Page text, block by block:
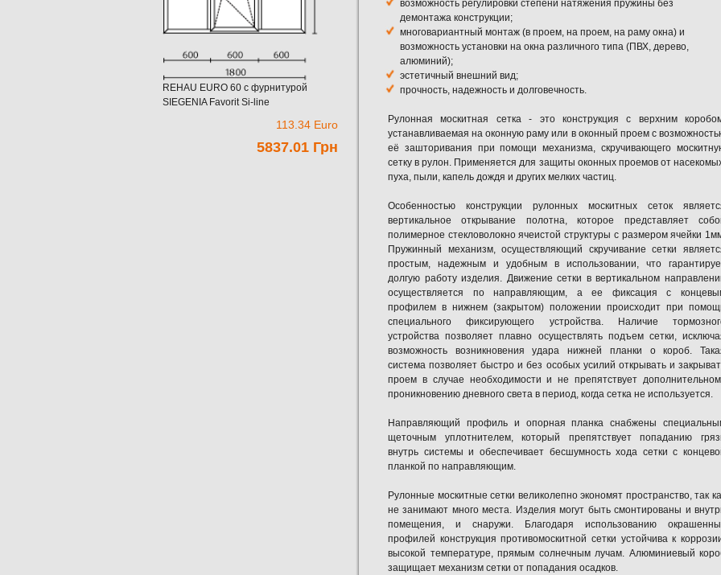
REHAU EURO 60 c фурнитурой
SIEGENIA Favorit Si-line
113.34 Euro
5837.01 Грн
возможность регулировки степени натяжения пружины без
демонтажа конструкции;
многовариантный монтаж (в проем, на проем, на раму окна) и
возможность установки на окна различного типа (ПВХ, дерево,
алюминий);
эстетичный внешний вид;
прочность, надежность и долговечность.
Рулонная москитная сетка - это конструкция с верхним
устанавливаемая на оконную раму или в оконный проем с
её зашторивания при помощи механизма, скручивающего
сетку в рулон. Применяется для защиты оконных проемов от
пуха, пыли, капель дождя и других мелких частиц.
Особенностью конструкции рулонных москитных сеток
вертикальное открывание полотна, которое представляет
полимерное стекловолокно ячеистой структуры с размером ячейки
Пружинный механизм, осуществляющий скручивание сетки
простым, надежным и удобным в использовании, что
долгую работу изделия. Движение сетки в вертикальном
осуществляется по направляющим, а ее фиксация с
профилем в нижнем (закрытом) положении происходит при
специального фиксирующего устройства. Наличие
устройства позволяет плавно осуществлять подъем сетки,
возможность возникновения удара нижней планки о короб.
система позволяет быстро и без особых усилий открывать и
проем в случае необходимости и не препятствует
проникновению дневного света в период, когда сетка не используется.
Направляющий профиль и опорная планка снабжены
щеточным уплотнителем, который препятствует попаданию
внутрь системы и обеспечивает бесшумность хода сетки с
планкой по направляющим.
Рулонные москитные сетки великолепно экономят пространство, так
не занимают много места. Изделия могут быть смонтированы и
помещения, и снаружи. Благодаря использованию
профилей конструкция противомоскитной сетки устойчива к
высокой температуре, прямым солнечным лучам. Алюминиевый
защищает механизм сетки от попадания осадков.
Компания Прок. Жалюзи. Защитные роллеты.